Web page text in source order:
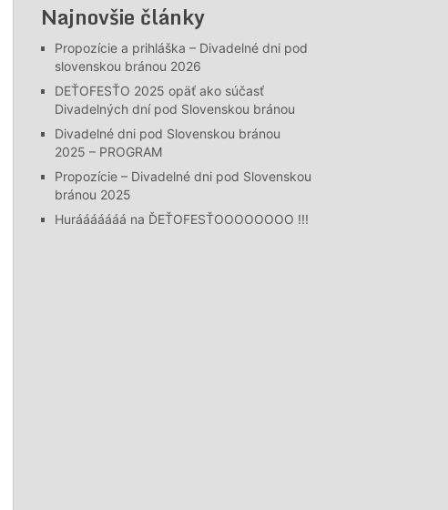
Najnovšie články
Propozície a prihláška – Divadelné dni pod
slovenskou bránou 2026
DEŤOFESŤO 2025 opäť ako súčasť
Divadelných dní pod Slovenskou bránou
Divadelné dni pod Slovenskou bránou
2025 – PROGRAM
Propozície – Divadelné dni pod Slovenskou
bránou 2025
Hurááááááá na ĎEŤOFESŤOOOOOOOO !!!